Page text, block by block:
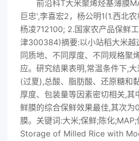
前沿科T大米聚烯烃基薄膜
巨忠',李喜宏2，杨公明1(1.西北
杨凌712100; 2.国家农产品保鲜
津300384)摘要:以小站稻大米越
同质地、不同厚度、不同规格聚
应。研究结果表明,常温条件下,
(过夏),总酸、脂肪酸、还原糖和
厚度、包装量等因素密切相关,
鲜膜的综合保鲜效果最佳,其次
膜。关键词:大米;保鲜;陈化
Storage of Milled Rice with